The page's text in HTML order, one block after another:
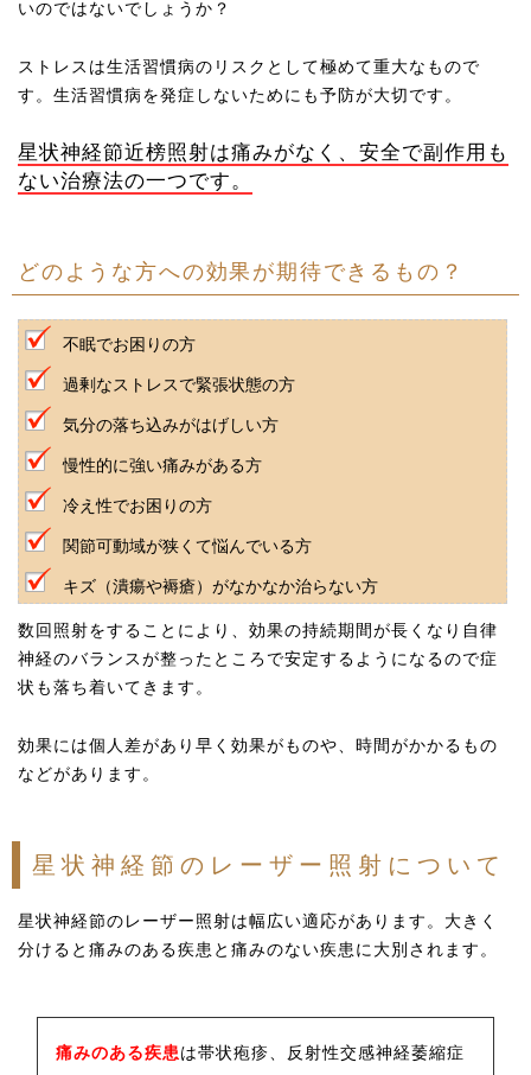
いのではないでしょうか？
ストレスは生活習慣病のリスクとして極めて重大なもので
す。生活習慣病を発症しないためにも予防が大切です。
星状神経節近榜照射は痛みがなく、安全で副作用も
ない治療法の一つです。
どのような方への効果が期待できるもの？
不眠でお困りの方
過剰なストレスで緊張状態の方
気分の落ち込みがはげしい方
慢性的に強い痛みがある方
冷え性でお困りの方
関節可動域が狭くて悩んでいる方
キズ（潰瘍や褥瘡）がなかなか治らない方
数回照射をすることにより、効果の持続期間が長くなり自律
神経のバランスが整ったところで安定するようになるので症
状も落ち着いてきます。
効果には個人差があり早く効果がものや、時間がかかるもの
などがあります。
星状神経節のレーザー照射について
星状神経節のレーザー照射は幅広い適応があります。大きく
分けると痛みのある疾患と痛みのない疾患に大別されます。
痛みのある疾患は帯状疱疹、反射性交感神経萎縮症